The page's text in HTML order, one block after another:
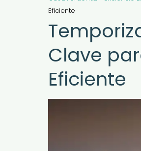
Eficiente
Clave
Eficiente